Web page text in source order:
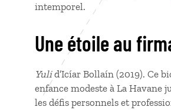
intemporel.
Une étoile au
Yulid’Icíar Bollaín (2019). Ce
enfance modeste à La Havane
les défis personnels et